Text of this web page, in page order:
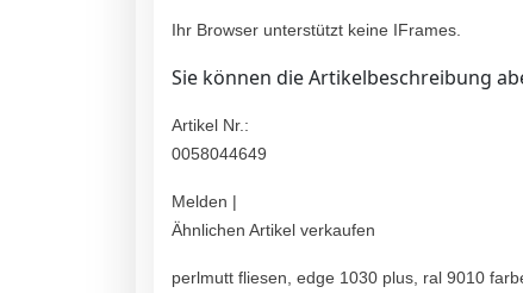
Ihr Browser unterstützt keine IFrames.
Sie können die Artikelbeschreibung
Artikel Nr.:
0058044649
Melden |
Ähnlichen Artikel verkaufen
perlmutt fliesen, edge 1030 plus, ral 9010